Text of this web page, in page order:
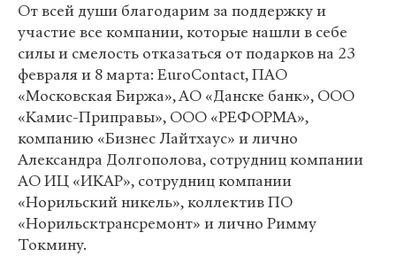
От всей души благодарим за поддержку и
участие все компании, которые нашли в себе
силы и смелость отказаться от подарков на 23
февраля и 8 марта: EuroContact, ПАО
«Московская Биржа», АО «Данске банк», ООО
«Камис-Приправы», ООО «РЕФОРМА»,
компанию «Бизнес Лайтхаус» и лично
Александра Долгополова, сотрудниц компании
АО ИЦ «ИКАР», сотрудниц компании
«Норильский никель», коллектив ПО
«Норильсктрансремонт» и лично Римму
Токмину.